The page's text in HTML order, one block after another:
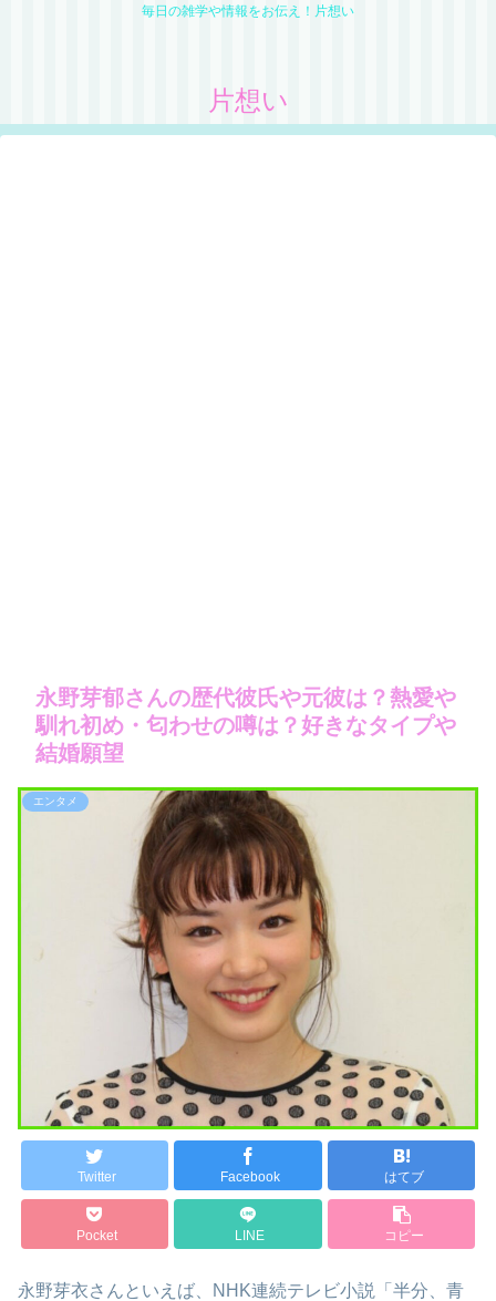
毎日の雑学や情報をお伝え！片想い
片想い
永野芽郁さんの歴代彼氏や元彼は？熱愛や
馴れ初め・匂わせの噂は？好きなタイプや
結婚願望
エンタメ
Twitter Facebook はてブ
Pocket LINE コピー
永野芽衣さんといえば、NHK連続テレビ小説「半分、青